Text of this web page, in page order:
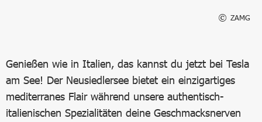
ZAMG
Genießen wie in Italien, das kannst du jetzt bei Tesla
am See! Der Neusiedlersee bietet ein einzigartiges
mediterranes Flair während unsere authentisch-
italienischen Spezialitäten deine Geschmacksnerven